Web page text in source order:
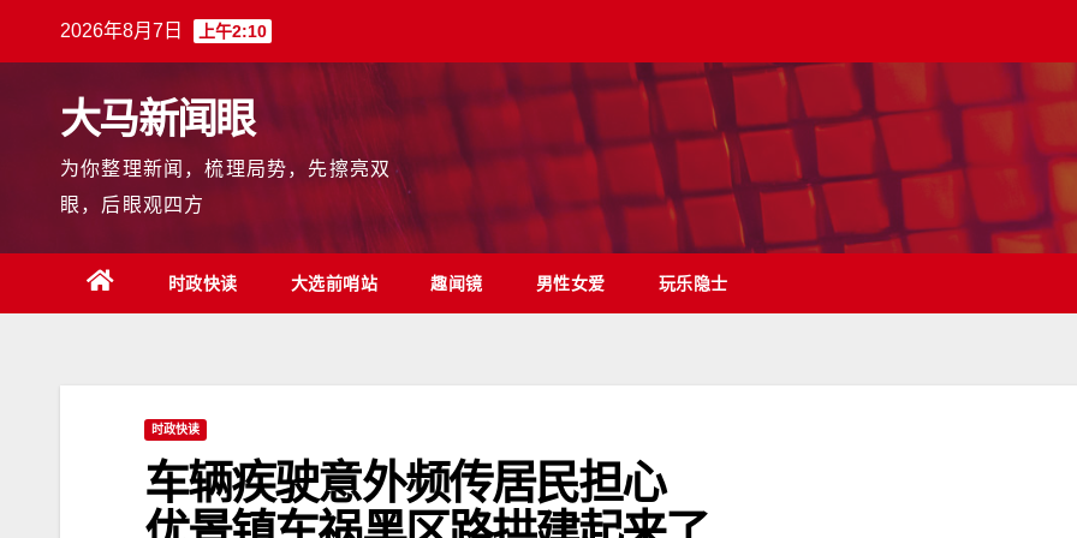
2026年8月7日 上午2:10
大马新闻眼
为你整理新闻，梳理局势，先擦亮双
眼，后眼观四方
时政快读 大选前哨站 趣闻镜 男性女爱 玩乐隐士
时政快读
车辆疾驶意外频传居民担心